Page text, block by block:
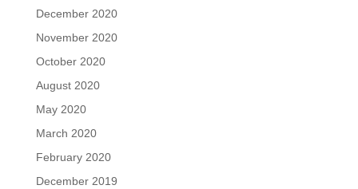
December 2020
November 2020
October 2020
August 2020
May 2020
March 2020
February 2020
December 2019